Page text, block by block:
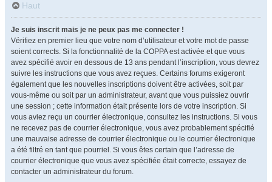
Haut
Je suis inscrit mais je ne peux pas me connecter !
Vérifiez en premier lieu que votre nom d’utilisateur et votre mot de passe
soient corrects. Si la fonctionnalité de la COPPA est activée et que vous
avez spécifié avoir en dessous de 13 ans pendant l’inscription, vous devrez
suivre les instructions que vous avez reçues. Certains forums exigeront
également que les nouvelles inscriptions doivent être activées, soit par
vous-même ou soit par un administrateur, avant que vous puissiez ouvrir
une session ; cette information était présente lors de votre inscription. Si
vous aviez reçu un courrier électronique, consultez les instructions. Si vous
ne recevez pas de courrier électronique, vous avez probablement spécifié
une mauvaise adresse de courrier électronique ou le courrier électronique
a été filtré en tant que pourriel. Si vous êtes certain que l’adresse de
courrier électronique que vous avez spécifiée était correcte, essayez de
contacter un administrateur du forum.